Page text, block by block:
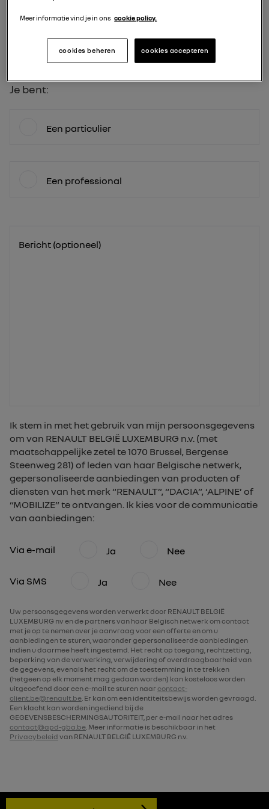
Je bent:
Een particulier
Een professional
Bericht (optioneel)
Ik stem in met het gebruik van mijn persoonsgegevens
om van RENAULT BELGIË LUXEMBURG n.v. (met
maatschappelijke zetel te 1070 Brussel, Bergense
Steenweg 281) of leden van haar Belgische netwerk,
gepersonaliseerde aanbiedingen van producten of
diensten van het merk “RENAULT”, “DACIA”, ‘ALPINE’ of
“MOBILIZE” te ontvangen. Ik kies voor de communicatie
van aanbiedingen:
Via e-mail Ja Nee
Via SMS Ja Nee
Uw persoonsgegevens worden verwerkt door RENAULT BELGIË
LUXEMBURG nv en de partners van haar Belgisch netwerk om contact
met je op te nemen over je aanvraag voor een offerte en om u
aanbiedingen te sturen, waaronder gepersonaliseerde aanbiedingen
indien u daarmee heeft ingestemd. Het recht op toegang, rechtzetting,
beperking van de verwerking, verwijdering of overdraagbaarheid van
de gegevens, evenals het recht om de toestemming in te trekken
(hetgeen op elk moment mag gedaan worden) kan kosteloos worden
uitgeoefend door een e-mail te sturen naar contact-
client.be@renault.be. Er kan om een identiteitsbewijs worden gevraagd.
Een klacht kan worden ingediend bij de
GEGEVENSBESCHERMINGSAUTORITEIT, per e-mail naar het adres
contact@apd-gba.be. Meer informatie is beschikbaar in het
Privacybeleid van RENAULT BELGIË LUXEMBURG n.v.
Meer informatie vind je in ons cookie policy.
cookies accepteren
cookies beheren